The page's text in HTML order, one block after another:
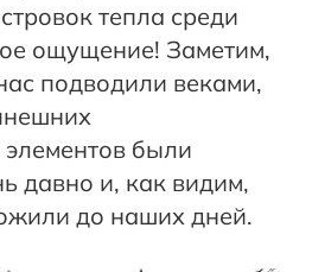
тепла среди
ощущение! Заметим,
подводили веками,
были
давно и, как видим,
до наших дней.